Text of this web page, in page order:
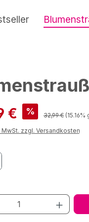
€ % Regulärer Preis:
32,99 €
MwSt. zzgl. Versandkosten
Anzahl: Gib